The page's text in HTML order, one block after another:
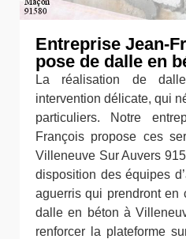
Entreprise Jean-
pose de dalle en
La réalisation de
intervention délicate, qui
particuliers. Notre
François propose ces
Villeneuve Sur Auvers
disposition des équipes
aguerris qui prendront en
dalle en béton à
renforcer la plateforme